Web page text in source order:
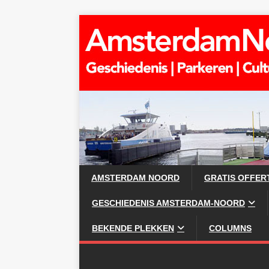
AMSTERDAM NOORD GRATIS
GESCHIEDENIS AMSTERDAM-NOORD
BEKENDE PLEKKEN COLUMNS